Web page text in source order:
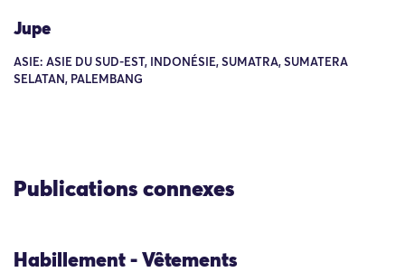
Jupe
ASIE: ASIE DU SUD-EST, INDONÉSIE, SUMATRA, SUMATERA
SELATAN, PALEMBANG
Publications connexes
Habillement - Vêtements